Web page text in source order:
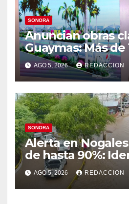
SONORA
Anuncian obras
Guaymas: Más de
viviendas,
malecón y nuevo
IMSS
AGO 5, 2026 REDACCION
SONORA
Alerta en
de hasta 90%:
vialidades con
arroyos e
AGO 5, 2026 REDACCION